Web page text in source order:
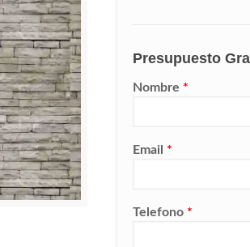
Presupuesto
Nombre *
Email *
Telefono *